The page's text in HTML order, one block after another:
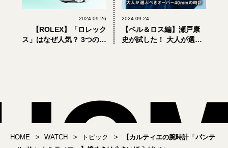
2024.09.26
【ROLEX】「ロレック
ス」はなぜ人気？ 3つの理
2024.09.24
【ベル＆ロス編】瀬戸康
史が試した！ 大人が選ぶ
HOME WATCH トピック
【カルティエの腕時計「パンテ